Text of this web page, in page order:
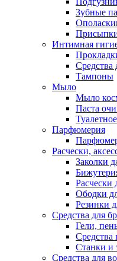
Зубные
Интимная
Тампоны
Мыло
Мыло
Паста
Парфюмерия
Расчески,
Заколки
Расчески
Ободки
Резинки
Средства для
Гели,
Средства
Станки и
Средства для